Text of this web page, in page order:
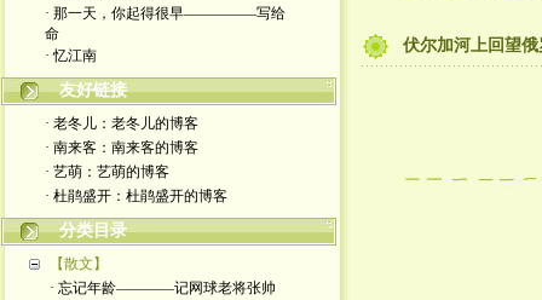
· 那一天，你起得很早—————写给
命
· 忆江南
友好链接
· 老冬儿：老冬儿的博客
· 南来客：南来客的博客
· 艺萌：艺萌的博客
· 杜鹃盛开：杜鹃盛开的博客
分类目录
【散文】
· 忘记年龄————记网球老将张帅
伏尔加河上回望俄